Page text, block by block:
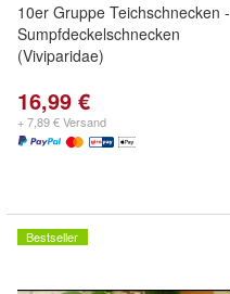
10er Gruppe Teichschnecken -
Sumpfdeckelschnecken
(Viviparidae)
16,99 €
+ 7,89 € Versand
Bestseller